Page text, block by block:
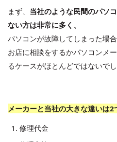
まず、 当社のような民間のパソ
ない方は非常に多く、
パソコンが故障してしまった場
お店に相談をするかパソコンメ
るケースがほとんどではないで
メーカーと当社の大きな違いは2
修理代金